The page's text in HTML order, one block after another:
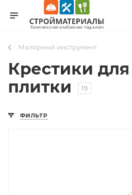
Малярный инструмент
Крестики для
плитки
19
ФИЛЬТР